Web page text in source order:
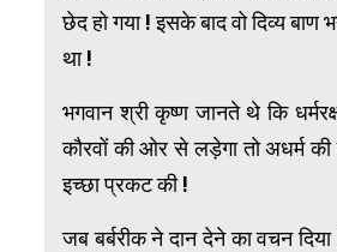
छेद हो गया ! इसके बाद वो दिव्य
था !
भगवान श्री कृष्ण जानते थे कि
कौरवों की ओर से लड़ेगा तो अधर्म की
इच्छा प्रकट की !
जब बर्बरीक ने दान देने का वचन